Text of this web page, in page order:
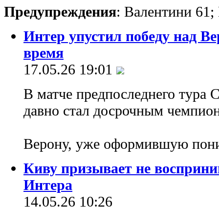
Предупреждения: Валентини 61;
Интер упустил победу над
время
17.05.26 19:01
В матче предпоследнего
давно стал досрочным
Верону, уже оформившую
Киву призывает не
Интера
14.05.26 10:26